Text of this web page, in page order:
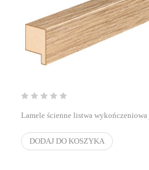
Lamele ścienne listwa wykończeniowa
DODAJ DO KOSZYKA